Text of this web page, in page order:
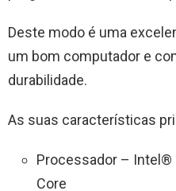
Deste modo é uma
um bom computador e
durabilidade.
As suas características
Processador – Intel®
Core